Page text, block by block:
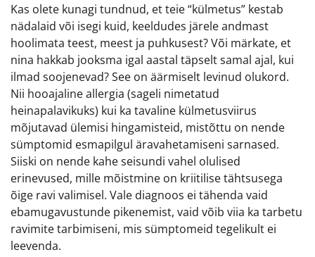
Kas olete kunagi tundnud, et teie “külmetus” kestab
nädalaid või isegi kuid, keeldudes järele andmast
hoolimata teest, meest ja puhkusest? Või märkate, et
nina hakkab jooksma igal aastal täpselt samal ajal, kui
ilmad soojenevad? See on äärmiselt levinud olukord.
Nii hooajaline allergia (sageli nimetatud
heinapalavikuks) kui ka tavaline külmetusviirus
mõjutavad ülemisi hingamisteid, mistõttu on nende
sümptomid esmapilgul äravahetamiseni sarnased.
Siiski on nende kahe seisundi vahel olulised
erinevused, mille mõistmine on kriitilise tähtsusega
õige ravi valimisel. Vale diagnoos ei tähenda vaid
ebamugavustunde pikenemist, vaid võib viia ka tarbetu
ravimite tarbimiseni, mis sümptomeid tegelikult ei
leevenda.